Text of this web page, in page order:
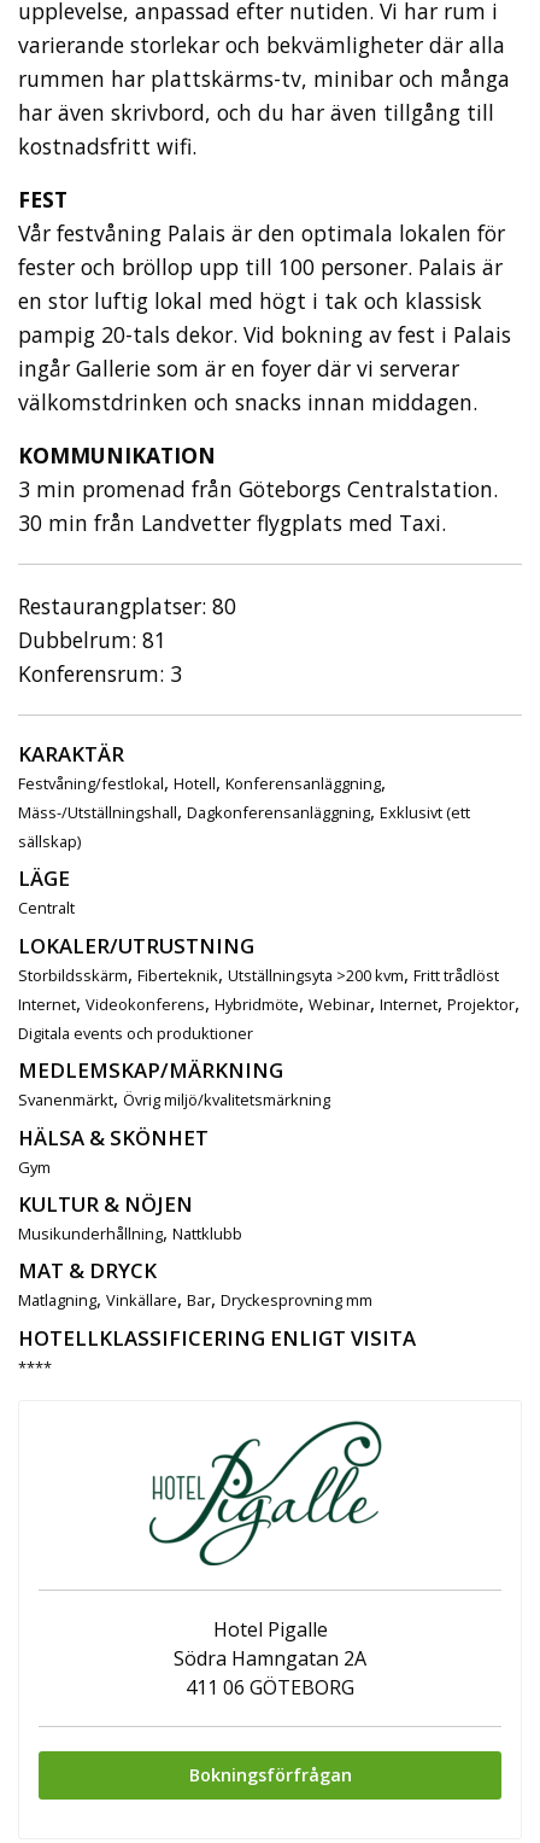
upplevelse, anpassad efter nutiden. Vi har rum i
varierande storlekar och bekvämligheter där alla
rummen har plattskärms-tv, minibar och många
har även skrivbord, och du har även tillgång till
kostnadsfritt wifi.
FEST
Vår festvåning Palais är den optimala lokalen för
fester och bröllop upp till 100 personer. Palais är
en stor luftig lokal med högt i tak och klassisk
pampig 20-tals dekor. Vid bokning av fest i Palais
ingår Gallerie som är en foyer där vi serverar
välkomstdrinken och snacks innan middagen.
KOMMUNIKATION
3 min promenad från Göteborgs Centralstation.
30 min från Landvetter flygplats med Taxi.
Restaurangplatser: 80
Dubbelrum: 81
Konferensrum: 3
KARAKTÄR
Festvåning/festlokal, Hotell, Konferensanläggning,
Mäss-/Utställningshall, Dagkonferensanläggning, Exklusivt (ett
sällskap)
LÄGE
Centralt
LOKALER/UTRUSTNING
Storbildsskärm, Fiberteknik, Utställningsyta >200 kvm, Fritt trådlöst
Internet, Videokonferens, Hybridmöte, Webinar, Internet, Projektor,
Digitala events och produktioner
MEDLEMSKAP/MÄRKNING
Svanenmärkt, Övrig miljö/kvalitetsmärkning
HÄLSA & SKÖNHET
Gym
KULTUR & NÖJEN
Musikunderhållning, Nattklubb
MAT & DRYCK
Matlagning, Vinkällare, Bar, Dryckesprovning mm
HOTELLKLASSIFICERING ENLIGT VISITA
****
Hotel Pigalle
Södra Hamngatan 2A
411 06 GÖTEBORG
Bokningsförfrågan